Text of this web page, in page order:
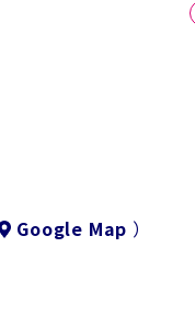
Google Map ）